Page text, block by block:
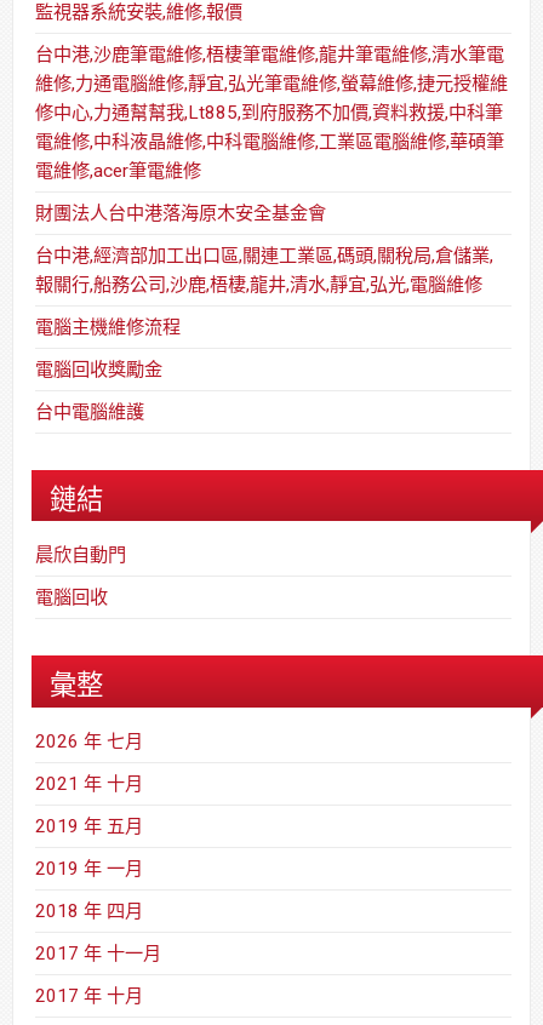
監視器系統安裝,維修,報價
台中港,沙鹿筆電維修,梧棲筆電維修,龍井筆電維修,清水筆電
維修,力通電腦維修,靜宜,弘光筆電維修,螢幕維修,捷元授權維
修中心,力通幫幫我,Lt885,到府服務不加價,資料救援,中科筆
電維修,中科液晶維修,中科電腦維修,工業區電腦維修,華碩筆
電維修,acer筆電維修
財團法人台中港落海原木安全基金會
台中港,經濟部加工出口區,關連工業區,碼頭,關稅局,倉儲業,
報關行,船務公司,沙鹿,梧棲,龍井,清水,靜宜,弘光,電腦維修
電腦主機維修流程
電腦回收獎勵金
台中電腦維護
鏈結
晨欣自動門
電腦回收
彙整
2026 年 七月
2021 年 十月
2019 年 五月
2019 年 一月
2018 年 四月
2017 年 十一月
2017 年 十月